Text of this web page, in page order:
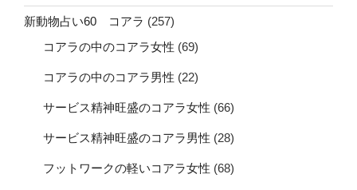
新動物占い60 コアラ (257)
コアラの中のコアラ女性 (69)
コアラの中のコアラ男性 (22)
サービス精神旺盛のコアラ女性 (66)
サービス精神旺盛のコアラ男性 (28)
フットワークの軽いコアラ女性 (68)